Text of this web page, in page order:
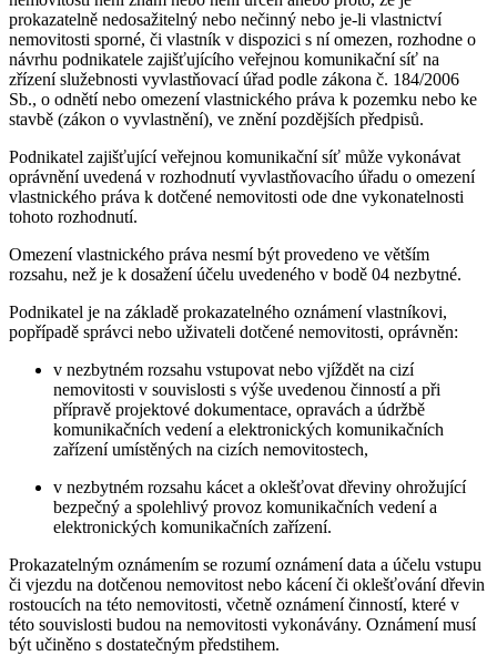
prokazatelně nedosažitelný nebo nečinný nebo je-li vlastnictví
nemovitosti sporné, či vlastník v dispozici s ní omezen, rozhodne o
návrhu podnikatele zajišťujícího veřejnou komunikační síť na
zřízení služebnosti vyvlastňovací úřad podle zákona č. 184/2006
Sb., o odnětí nebo omezení vlastnického práva k pozemku nebo ke
stavbě (zákon o vyvlastnění), ve znění pozdějších předpisů.
Podnikatel zajišťující veřejnou komunikační síť může vykonávat
oprávnění uvedená v rozhodnutí vyvlastňovacího úřadu o omezení
vlastnického práva k dotčené nemovitosti ode dne vykonatelnosti
tohoto rozhodnutí.
Omezení vlastnického práva nesmí být provedeno ve větším
rozsahu, než je k dosažení účelu uvedeného v bodě 04 nezbytné.
Podnikatel je na základě prokazatelného oznámení vlastníkovi,
popřípadě správci nebo uživateli dotčené nemovitosti, oprávněn:
v nezbytném rozsahu vstupovat nebo vjíždět na cizí
nemovitosti v souvislosti s výše uvedenou činností a při
přípravě projektové dokumentace, opravách a údržbě
komunikačních vedení a elektronických komunikačních
zařízení umístěných na cizích nemovitostech,
v nezbytném rozsahu kácet a oklešťovat dřeviny ohrožující
bezpečný a spolehlivý provoz komunikačních vedení a
elektronických komunikačních zařízení.
Prokazatelným oznámením se rozumí oznámení data a účelu vstupu
či vjezdu na dotčenou nemovitost nebo kácení či oklešťování dřevin
rostoucích na této nemovitosti, včetně oznámení činností, které v
této souvislosti budou na nemovitosti vykonávány. Oznámení musí
být učiněno s dostatečným předstihem.